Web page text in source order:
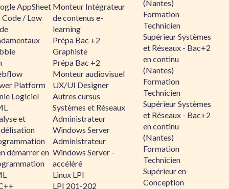
AppSheet
/ Low
Platform
Logiciel
et
démarrer en
Monteur Intégrateur
de contenus e-
learning
Prépa Bac +2
Graphiste
Prépa Bac +2
Monteur audiovisuel
UX/UI Designer
Autres cursus
Systèmes et Réseaux
Administrateur
Windows Server
Administrateur
Windows Server -
accéléré
Linux LPI
LPI 201-202
(Nantes)
Formation
Technicien
Supérieur Systèmes
et Réseaux - Bac+2
en continu
(Nantes)
Formation
Technicien
Supérieur Systèmes
et Réseaux - Bac+2
en continu
(Nantes)
Formation
Technicien
Supérieur en
Conception